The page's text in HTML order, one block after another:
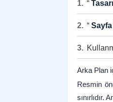
“
“ Sayfa
Arka Plan
Resmin
sınırlıdır.